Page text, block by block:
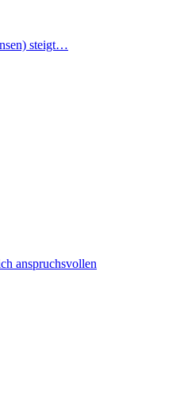
steigt…
anspruchsvollen